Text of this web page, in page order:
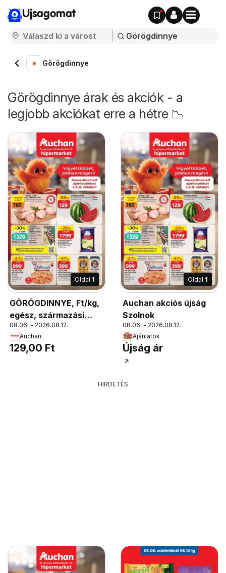
Ujsagomat
Görögdinnye
Görögdinnye árak és akciók - a
legjobb akciókat erre a hétre 📉
Oldal 1
GÖRÖGDINNYE, Ft/kg,
egész, származási
hely: Magyarország
08.06. - 2026.08.12.
Auchan
129,00 Ft
Oldal 1
Auchan akciós újság
Szolnok
08.06. - 2026.08.12.
Ajánlatok
Újság ár
HIRDETÉS